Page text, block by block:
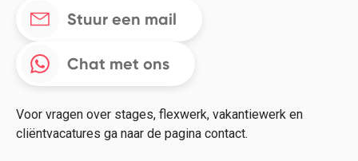
Stuur een mail
Chat met ons
Voor vragen over stages, flexwerk, vakantiewerk en
cliëntvacatures ga naar de pagina contact.